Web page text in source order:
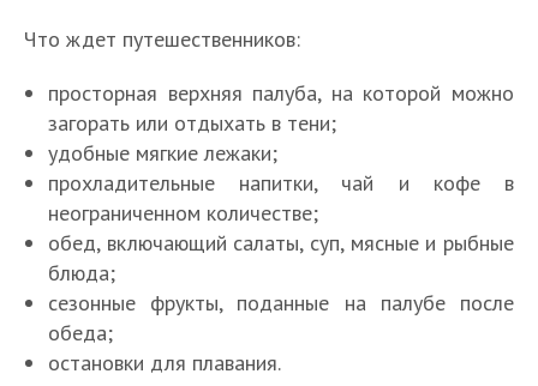
Что ждет путешественников:
просторная верхняя палуба, на которой можно
загорать или отдыхать в тени;
удобные мягкие лежаки;
прохладительные напитки, чай и кофе в
неограниченном количестве;
обед, включающий салаты, суп, мясные и рыбные
блюда;
сезонные фрукты, поданные на палубе после
обеда;
остановки для плавания.